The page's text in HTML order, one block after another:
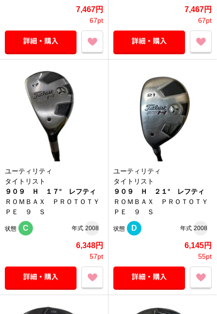
7,467円
67pt
7,467円
67pt
ユーティリティ
タイトリスト
９０９ Ｈ １７° レフティ
ＲＯＭＢＡＸ ＰＲＯＴＯＴＹ
ＰＥ ９ Ｓ
状態 C 年式 2008
6,348円
57pt
ユーティリティ
タイトリスト
９０９ Ｈ ２１° レフティ
ＲＯＭＢＡＸ ＰＲＯＴＯＴＹ
ＰＥ ９ Ｓ
状態 D 年式 2008
6,145円
55pt